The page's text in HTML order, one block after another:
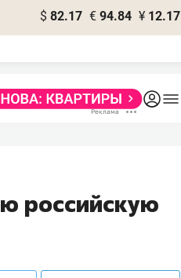
$ 82.17 € 94.84 ¥ 12.17
российскую